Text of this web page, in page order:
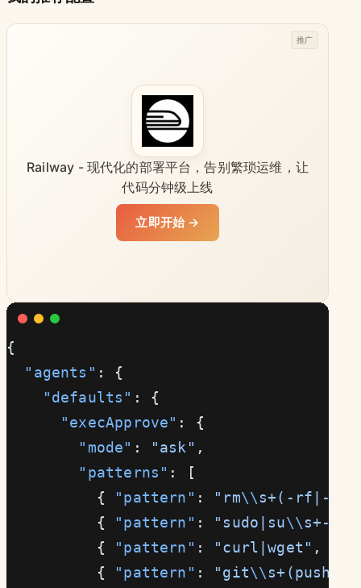
Railway - 现代化的部署平台，告别繁琐运维，让
代码分钟级上线
立即开始 →
推广
{
  "agents"
: {
    "defaults"
: {
      "execApprove"
: {
        "mode"
: "ask" ,
        "patterns"
: [
          {
"pattern" : "rm\\s+(-rf|-
          {
"pattern" : "sudo|su\\s+-"
          {
"pattern" : "curl|wget" ,
          {
"pattern" : "git\\